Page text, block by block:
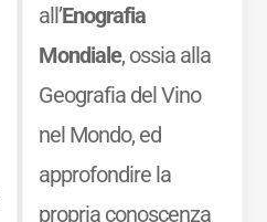
all’Enografia
Mondiale, ossia alla
Geografia del Vino
nel Mondo, ed
approfondire la
propria conoscenza